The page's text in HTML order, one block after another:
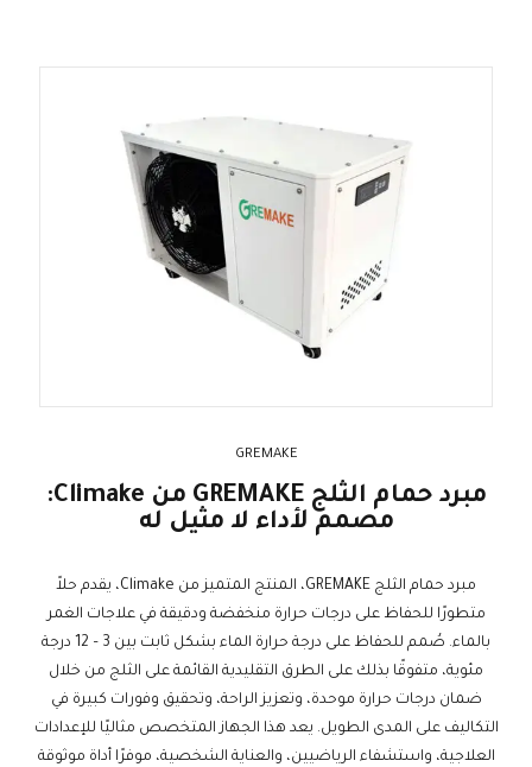
GREMAKE
مبرد حمام الثلج GREMAKE من Climake:
مصمم لأداء لا مثيل له
مبرد حمام الثلج GREMAKE، المنتج المتميز من Climake، يقدم حلاً
متطورًا للحفاظ على درجات حرارة منخفضة ودقيقة في علاجات الغمر
بالماء. صُمم للحفاظ على درجة حرارة الماء بشكل ثابت بين 3 – 12 درجة
مئوية، متفوقًا بذلك على الطرق التقليدية القائمة على الثلج من خلال
ضمان درجات حرارة موحدة، وتعزيز الراحة، وتحقيق وفورات كبيرة في
التكاليف على المدى الطويل. يعد هذا الجهاز المتخصص مثاليًا للإعدادات
العلاجية، واستشفاء الرياضيين، والعناية الشخصية، موفرًا أداة موثوقة